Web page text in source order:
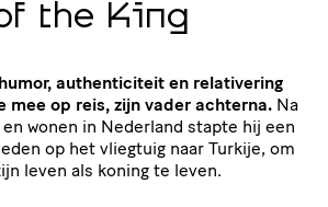
the King
authenticiteit en relativering
mee op reis, zijn vader achterna. Na
wonen in Nederland stapte hij een
op het vliegtuig naar Turkije, om
leven als koning te leven.